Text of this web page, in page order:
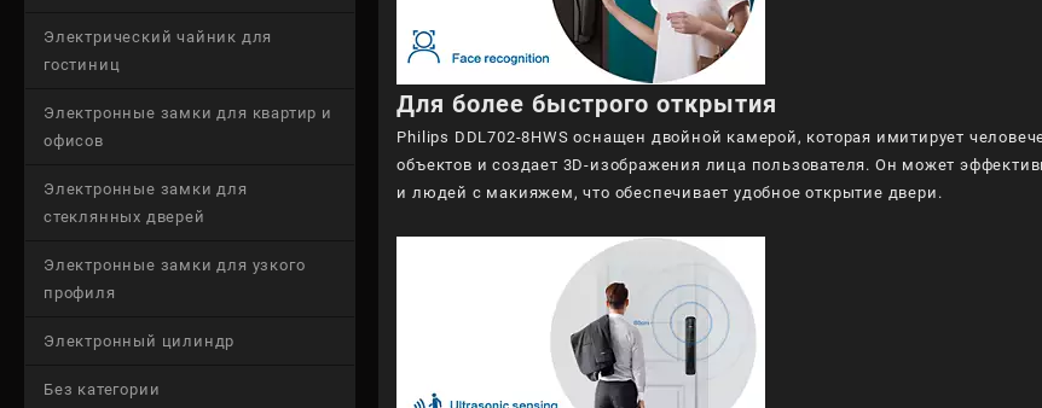
Электрический чайник для
гостиниц
Электронные замки для квартир и
офисов
Электронные замки для
стеклянных дверей
Электронные замки для узкого
профиля
Электронный цилиндр
Без категории
Для более быстрого открытия
Philips DDL702-8HWS оснащен двойной камерой, которая имитирует
объектов и создает 3D-изображения лица пользователя. Он может
и людей с макияжем, что обеспечивает удобное открытие двери.